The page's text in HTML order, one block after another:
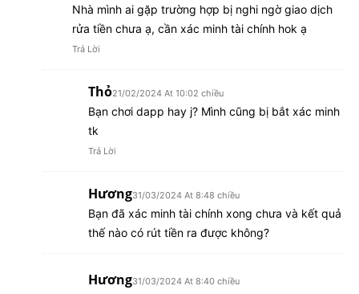
Nhà mình ai gặp trường hợp bị nghi ngờ giao dịch
rửa tiền chưa ạ, cần xác minh tài chính hok ạ
Trả Lời
Thỏ21/02/2024 At 10:02 chiều
Bạn chơi dapp hay j? Mình cũng bị bắt xác minh
tk
Trả Lời
Hương31/03/2024 At 8:48 chiều
Bạn đã xác minh tài chính xong chưa và kết quả
thế nào có rút tiền ra được không?
Hương31/03/2024 At 8:40 chiều